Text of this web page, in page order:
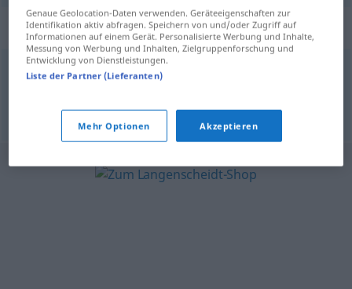
Synonyme für "literalmente"
fielmente,textualmente
Genaue Geolocation-Daten verwenden. Geräteeigenschaften zur
Identifikation aktiv abfragen. Speichern von und/oder Zugriff auf
Informationen auf einem Gerät. Personalisierte Werbung und Inhalte,
Messung von Werbung und Inhalten, Zielgruppenforschung und
Entwicklung von Dienstleistungen.
Liste der Partner (Lieferanten)
Mehr Optionen Akzeptieren